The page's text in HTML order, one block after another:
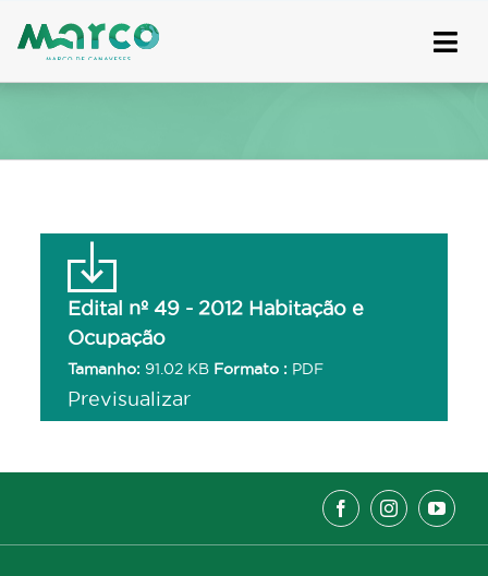
to
Edital nº 49 - 2012 Habitação e
Ocupação
Tamanho: 91.02 KB Formato : PDF
Previsualizar